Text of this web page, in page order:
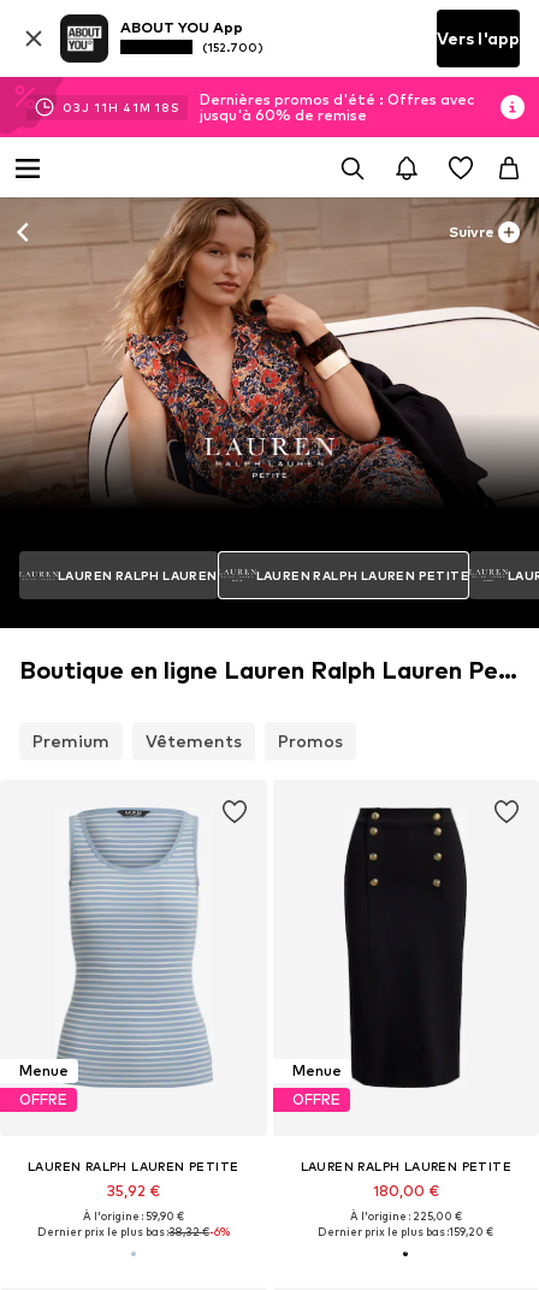
ABOUT YOU App
(152.700) Vers l'app
03J 11H 41M 17 S
Dernières promos d'été : Offres avec
jusqu'à 60% de remise
Suivre
LAUREN RALPH LAUREN LAUREN RALPH LAUREN PETITE
Boutique en ligne Lauren Ralph Lauren Petite
Premium Vêtements Promos
Menue
OFFRE
LAUREN RALPH LAUREN PETITE
35,92 €
À l'origine : 59,90 €
Dernier prix le plus bas :38,32 €-6%
Menue
OFFRE
LAUREN RALPH LAUREN PETITE
180,00 €
À l'origine : 225,00 €
Dernier prix le plus bas :159,20 €